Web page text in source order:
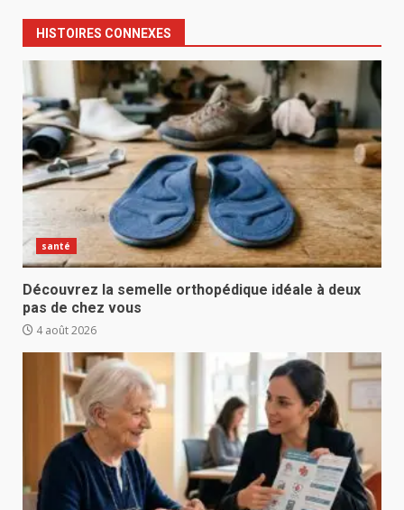
HISTOIRES CONNEXES
santé
Découvrez la semelle orthopédique idéale à deux
pas de chez vous
4 août 2026